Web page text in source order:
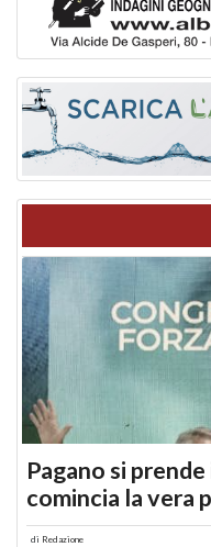
Pagano si
comincia la vera
di Redazione